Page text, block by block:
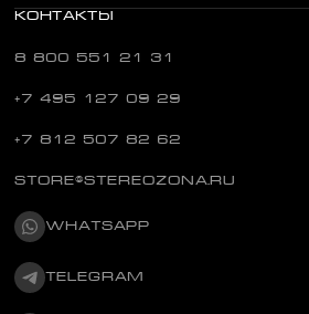
КОНТАКТЫ
8 800 551 21 31
+7 495 127 09 29
+7 812 507 82 62
STORE@STEREOZONA.RU
WHATSAPP
TELEGRAM